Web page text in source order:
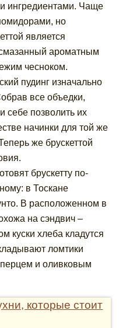
ингредиентами. Чаще
но
является
ароматным
чесноком.
пудинг изначально
все объедки,
себе позволить их
начинки для той же
же брускеттой
брускетту по-
в Тоскане
В расположенном в
на сэндвич –
куски хлеба кладутся
ломтики
и оливковым
которые стоит